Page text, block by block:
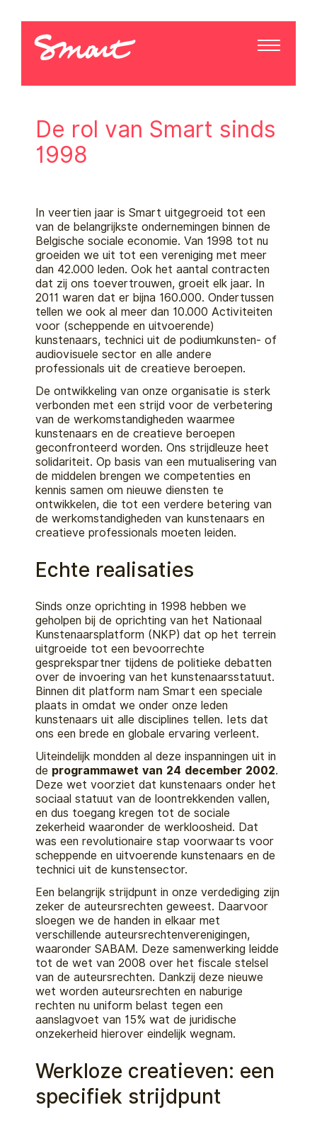
De rol van Smart sinds
1998
In veertien jaar is Smart uitgegroeid tot een
van de belangrijkste ondernemingen binnen de
Belgische sociale economie. Van 1998 tot nu
groeiden we uit tot een vereniging met meer
dan 42.000 leden. Ook het aantal contracten
dat zij ons toevertrouwen, groeit elk jaar. In
2011 waren dat er bijna 160.000. Ondertussen
tellen we ook al meer dan 10.000 Activiteiten
voor (scheppende en uitvoerende)
kunstenaars, technici uit de podiumkunsten- of
audiovisuele sector en alle andere
professionals uit de creatieve beroepen.
De ontwikkeling van onze organisatie is sterk
verbonden met een strijd voor de verbetering
van de werkomstandigheden waarmee
kunstenaars en de creatieve beroepen
geconfronteerd worden. Ons strijdleuze heet
solidariteit. Op basis van een mutualisering van
de middelen brengen we competenties en
kennis samen om nieuwe diensten te
ontwikkelen, die tot een verdere betering van
de werkomstandigheden van kunstenaars en
creatieve professionals moeten leiden.
Echte realisaties
Sinds onze oprichting in 1998 hebben we
geholpen bij de oprichting van het Nationaal
Kunstenaarsplatform (NKP) dat op het terrein
uitgroeide tot een bevoorrechte
gesprekspartner tijdens de politieke debatten
over de invoering van het kunstenaarsstatuut.
Binnen dit platform nam Smart een speciale
plaats in omdat we onder onze leden
kunstenaars uit alle disciplines tellen. Iets dat
ons een brede en globale ervaring verleent.
Uiteindelijk mondden al deze inspanningen uit in
de programmawet van 24 december 2002.
Deze wet voorziet dat kunstenaars onder het
sociaal statuut van de loontrekkenden vallen,
en dus toegang kregen tot de sociale
zekerheid waaronder de werkloosheid. Dat
was een revolutionaire stap voorwaarts voor
scheppende en uitvoerende kunstenaars en de
technici uit de kunstensector.
Een belangrijk strijdpunt in onze verdediging zijn
zeker de auteursrechten geweest. Daarvoor
sloegen we de handen in elkaar met
verschillende auteursrechtenverenigingen,
waaronder SABAM. Deze samenwerking leidde
tot de wet van 2008 over het fiscale stelsel
van de auteursrechten. Dankzij deze nieuwe
wet worden auteursrechten en naburige
rechten nu uniform belast tegen een
aanslagvoet van 15% wat de juridische
onzekerheid hierover eindelijk wegnam.
Werkloze creatieven: een
specifiek strijdpunt